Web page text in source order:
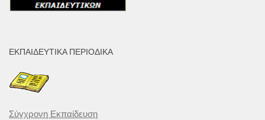
ΕΚΠΑΙΔΕΥΤΙΚΆ ΠΕΡΙΟΔΙΚΆ
Σύγχρονη Εκπαίδευση